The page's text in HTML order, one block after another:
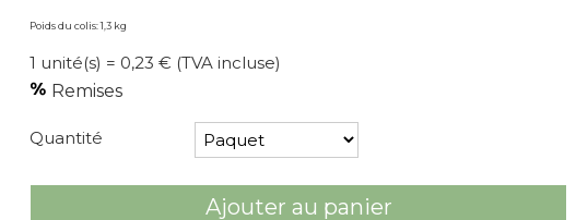
Poids du colis: 1,3 kg
1 unité(s) = 0,23 € (TVA incluse)
Remises
Quantité
Ajouter au panier